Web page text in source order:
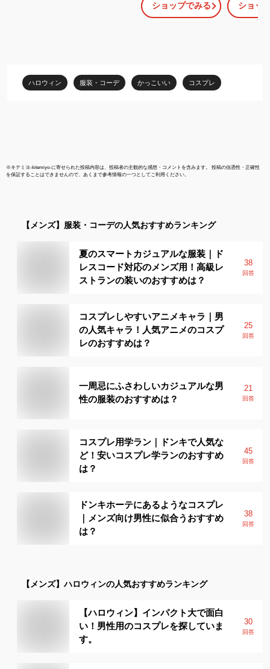
仮装 ストライプパンツ
フリーサイズ
ショップでみる ンズ)ショッ
ハロウィン 服装・コーデ かっこいい コスプレ
※キテミヨ-kitemiyo-に寄せられた投稿内容は、投稿者の主観的な感想・コメントを含みます。 投稿の信憑性・正確性
を保証することはできませんので、あくまで参考情報の一つとしてご利用ください。
【メンズ】 服装・コーデの人気おすすめランキング
夏のスマートカジュアルな服装｜ド
レスコード対応のメンズ用！高級レ
ストランの装いのおすすめは？
38
回答
コスプレしやすいアニメキャラ｜男
の人気キャラ！人気アニメのコスプ
レのおすすめは？
25
回答
一周忌にふさわしいカジュアルな男
性の服装のおすすめは？
21
回答
コスプレ用学ラン｜ドンキで人気な
ど！安いコスプレ学ランのおすすめ
は？
45
回答
ドンキホーテにあるようなコスプレ
｜メンズ向け男性に似合うおすすめ
は？
38
回答
【メンズ】ハロウィンの人気おすすめランキング
【ハロウィン】インパクト大で面白
い！男性用のコスプレを探していま
す。
30
回答